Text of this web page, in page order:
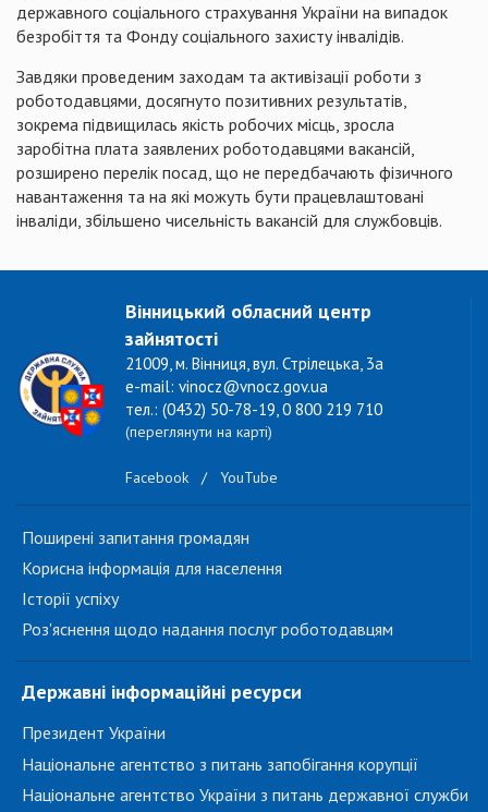
державного соціального страхування України на випадок
безробіття та Фонду соціального захисту інвалідів.
Завдяки проведеним заходам та активізації роботи з
роботодавцями, досягнуто позитивних результатів,
зокрема підвищилась якість робочих місць, зросла
заробітна плата заявлених роботодавцями вакансій,
розширено перелік посад, що не передбачають фізичного
навантаження та на які можуть бути працевлаштовані
інваліди, збільшено чисельність вакансій для службовців.
Вінницький обласний центр
зайнятості
21009, м. Вінниця, вул. Стрілецька, 3а
e-mail: vinocz@vnocz.gov.ua
тел.: (0432) 50-78-19, 0 800 219 710
(переглянути на карті)
Facebook / YouTube
Поширені запитання громадян
Корисна інформація для населення
Історії успіху
Роз'яснення щодо надання послуг роботодавцям
Державні інформаційні ресурси
Президент України
Національне агентство з питань запобігання корупції
Національне агентство України з питань державної служби